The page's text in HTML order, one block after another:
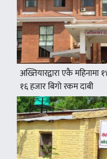
अख्तियारद्वारा एकै
१६ हजार बिगो रकम दाबी